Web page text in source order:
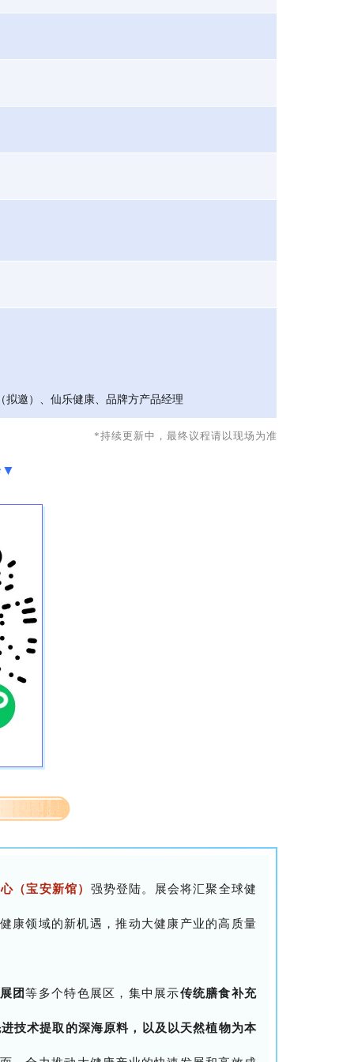
邀）、仙乐健康、品牌方产品经理
*持续更新中，最终议程请以现场为准
▼
（宝安新馆） 强势登陆。展会将汇聚全球健
康领域的新机遇，推动大健康产业的高质量
团等多个特色展区，集中展示传统膳食补充
技术提取的深海原料，以及以天然植物为本